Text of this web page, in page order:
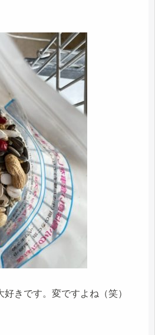
きです。変ですよね（笑）